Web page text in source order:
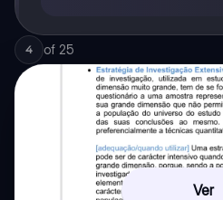
4 of 25
Ver